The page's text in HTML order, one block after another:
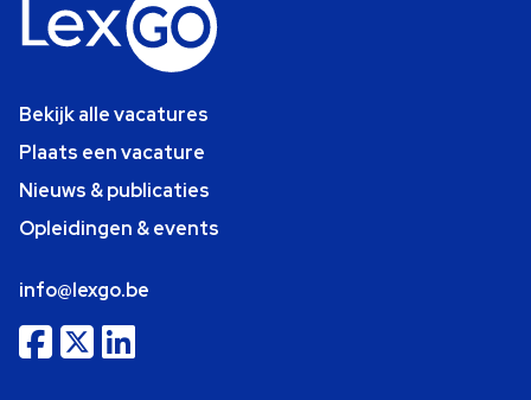
Bekijk alle vacatures
Plaats een vacature
Nieuws & publicaties
Opleidingen & events
info@lexgo.be